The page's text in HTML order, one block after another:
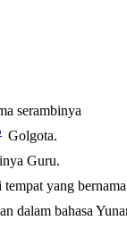
serambinya
Golgota.
Guru.
tempat yang
dalam bahasa